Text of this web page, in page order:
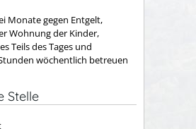
Monate gegen Entgelt,
Wohnung der Kinder,
Teils des Tages und
wöchentlich betreuen
Stelle